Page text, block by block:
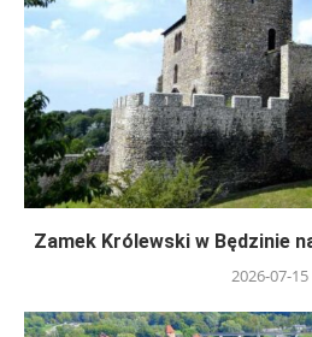
Zamek Królewski w Będzinie
2026-07-15